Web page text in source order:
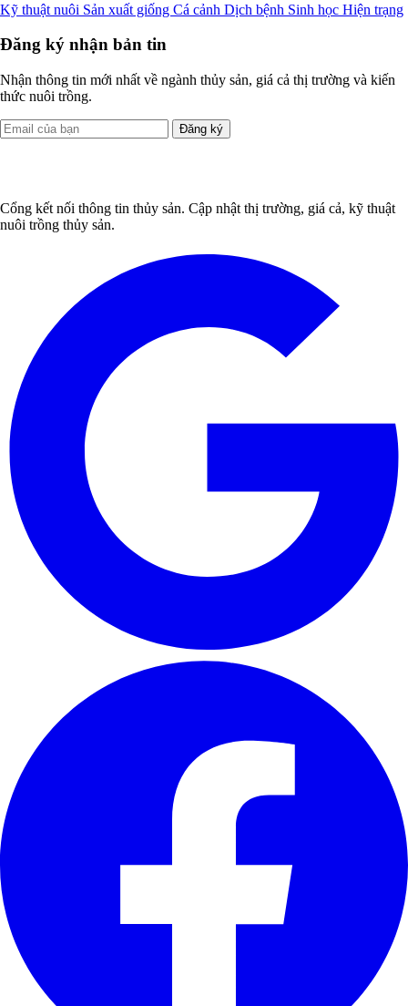
Kỹ thuật nuôi Sản xuất giống Cá cảnh Dịch bệnh Sinh học Hiện trạng
Đăng ký nhận bản tin
Nhận thông tin mới nhất về ngành thủy sản, giá cả thị trường và kiến
thức nuôi trồng.
Đăng ký
Cổng kết nối thông tin thủy sản. Cập nhật thị trường, giá cả, kỹ thuật
nuôi trồng thủy sản.